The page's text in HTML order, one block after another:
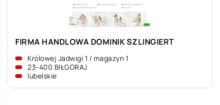
FIRMA HANDLOWA DOMINIK SZLINGIERT
Królowej Jadwigi 1 / magazyn 1
23-400 BIŁGORAJ
lubelskie